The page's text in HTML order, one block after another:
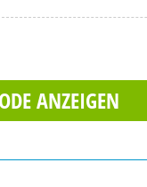
ANZEIGEN